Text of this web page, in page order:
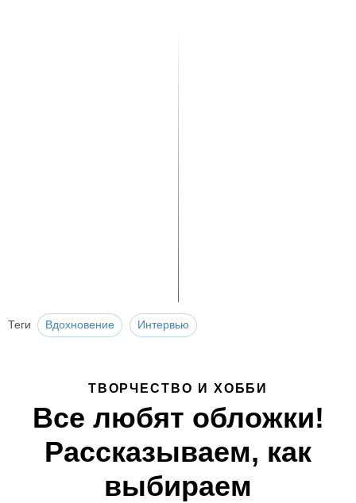
Теги Вдохновение Интервью
ТВОРЧЕСТВО И ХОББИ
Все любят обложки!
Рассказываем, как
выбираем